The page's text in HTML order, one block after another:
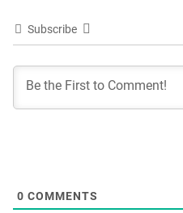
Subscribe
0 COMMENTS